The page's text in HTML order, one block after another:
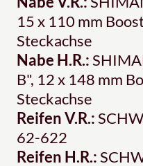
15 x 110 mm
Steckachse
Nabe H.R.:
B", 12 x 148 mm
Steckachse
Reifen V.R.:
62-622
Reifen H.R.: